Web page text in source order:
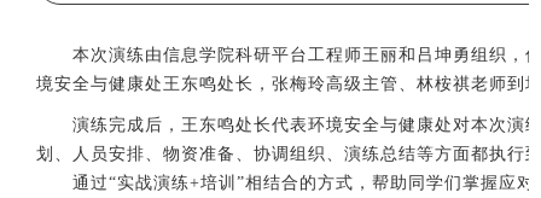
本次演练由信息学院科研平台工程师王丽和吕坤勇组织，
境安全与健康处王东鸣处长，张梅玲高级主管、林桉祺老师到
演练完成后，王东鸣处长代表环境安全与健康处对本次演
划、人员安排、物资准备、协调组织、演练总结等方面都执行
通过“实战演练+培训”相结合的方式，帮助同学们掌握应